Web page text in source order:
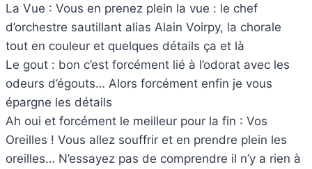
La Vue : Vous en prenez plein la vue : le chef
d’orchestre sautillant alias Alain Voirpy, la chorale
tout en couleur et quelques détails ça et là
Le gout : bon c’est forcément lié à l’odorat avec les
odeurs d’égouts… Alors forcément enfin je vous
épargne les détails
Ah oui et forcément le meilleur pour la fin : Vos
Oreilles ! Vous allez souffrir et en prendre plein les
oreilles… N’essayez pas de comprendre il n’y a rien à